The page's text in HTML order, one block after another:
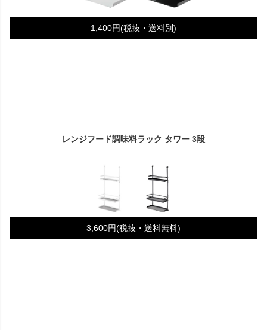
1,400円(税抜・送料別)
レンジフード調味料ラック タワー 3段
3,600円(税抜・送料無料)